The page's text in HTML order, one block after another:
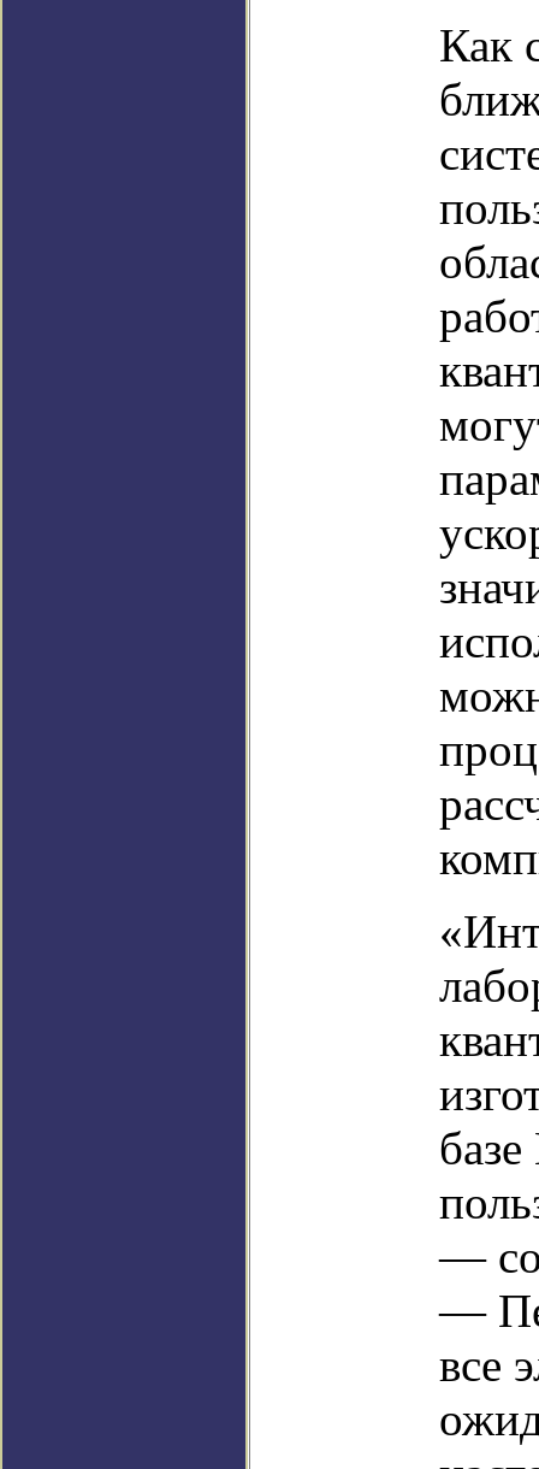
Как
—
—
все